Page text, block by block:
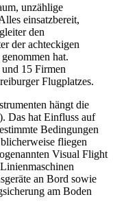
unzählige
einsatzbereit,
den
der achteckigen
hat.
15 Firmen
Flugplatzes.
hängt die
Das hat Einfluss auf
Bedingungen
fliegen
Visual Flight
an Bord sowie
am Boden